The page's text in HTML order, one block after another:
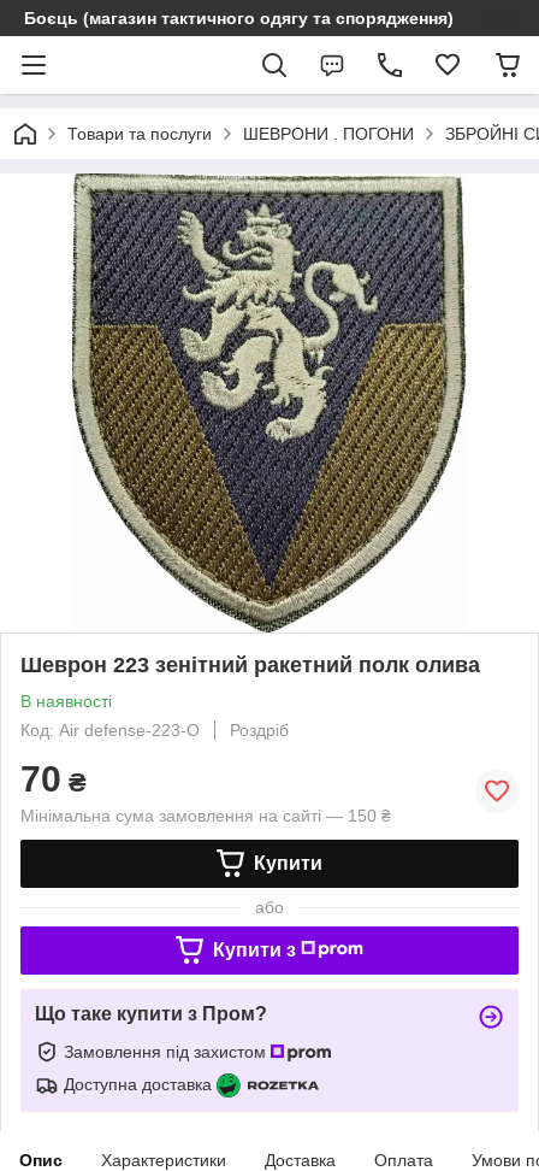
Боєць (магазин тактичного одягу та спорядження)
Товари та послуги ШЕВРОНИ . ПОГОНИ ЗБРОЙНІ
Шеврон 223 зенітний ракетний полк олива
В наявності
Код: Air defense-223-O
Роздріб
70 ₴
Мінімальна сума замовлення на сайті — 150 ₴
Купити
або
Купити з
Що таке купити з Пром?
Замовлення під захистом
Доступна доставка
Опис Характеристики Доставка Оплата Умови